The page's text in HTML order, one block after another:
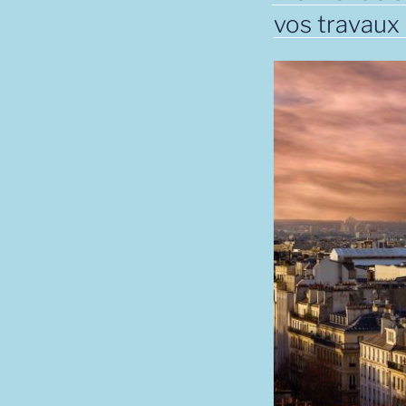
vos